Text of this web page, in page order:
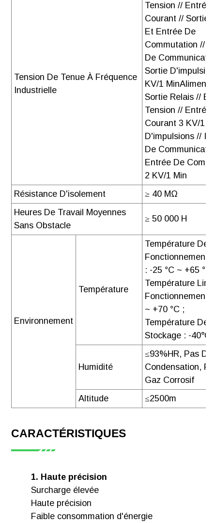
Tension De Tenue À Fréquence
Industrielle
Tension // Entrée
Courant // Sortie
Et Entrée De
Commutation //
De
Sortie
KV/1
Sortie Relais //
Tension // Entrée
Courant 3 KV/1
D'impulsions //
De
Entrée De
2 KV/1 Min
Résistance D'isolement
≥ 40 MΩ
Heures De Travail Moyennes
Sans Obstacle
≥ 50 000 H
Environnement
Température
Température De
Fonctionnement
: -25 °C ~ +65 °C ;
Température
Fonctionnement :
~ +70 °C ;
Température De
Stockage : -40℃
Humidité
≤93%HR, Pas De
Condensation,
Gaz Corrosif
Altitude
≤2500m
CARACTÉRISTIQUES
1. Haute précision
Surcharge élevée
Haute précision
Faible consommation d'énergie